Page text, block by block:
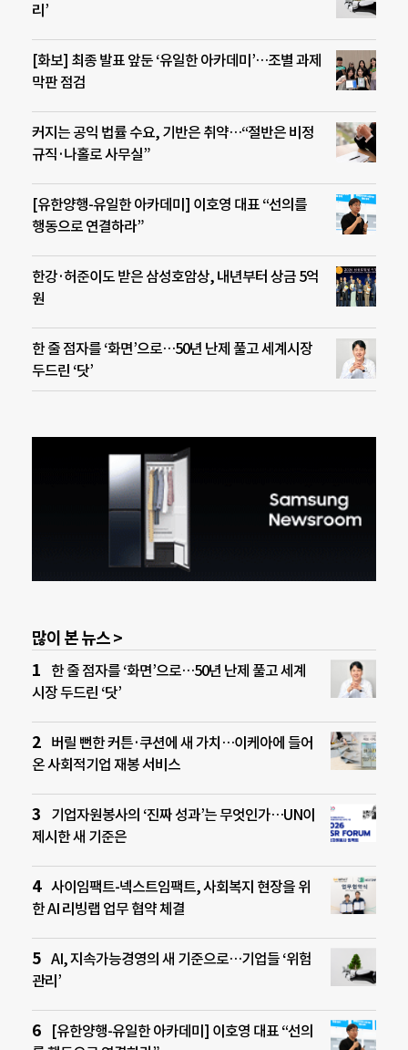
리’
[화보] 최종 발표 앞둔 ‘유일한 아카데미’…조별 과제
막판 점검
커지는 공익 법률 수요, 기반은 취약…“절반은 비정
규직·나홀로 사무실”
[유한양행-유일한 아카데미] 이호영 대표 “선의를
행동으로 연결하라”
한강·허준이도 받은 삼성호암상, 내년부터 상금 5억
원
한 줄 점자를 ‘화면’으로…50년 난제 풀고 세계시장
두드린 ‘닷’
많이 본 뉴스 >
한 줄 점자를 ‘화면’으로…50년 난제 풀고 세계
시장 두드린 ‘닷’
버릴 뻔한 커튼·쿠션에 새 가치…이케아에 들어
온 사회적기업 재봉 서비스
기업자원봉사의 ‘진짜 성과’는 무엇인가…UN이
제시한 새 기준은
사이임팩트-넥스트임팩트, 사회복지 현장을 위
한 AI 리빙랩 업무 협약 체결
AI, 지속가능경영의 새 기준으로…기업들 ‘위험
관리’
[유한양행-유일한 아카데미] 이호영 대표 “선의